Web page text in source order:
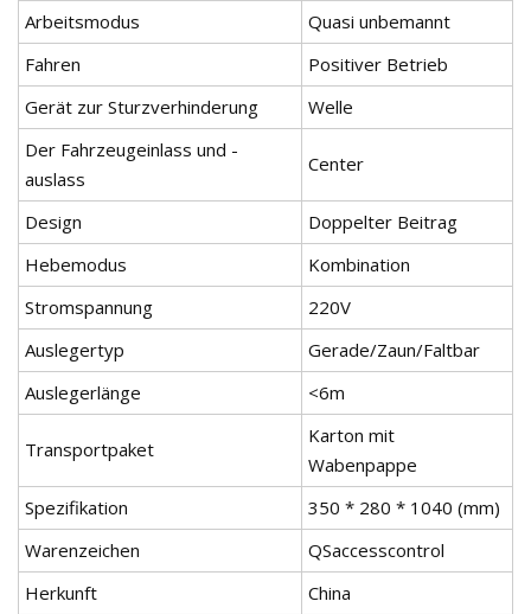
Arbeitsmodus
Quasi unbemannt
Fahren
Positiver Betrieb
Gerät zur Sturzverhinderung
Welle
Der Fahrzeugeinlass und -
auslass
Center
Design
Doppelter Beitrag
Hebemodus
Kombination
Stromspannung
220V
Auslegertyp
Gerade/Zaun/Faltbar
Auslegerlänge
<6m
Transportpaket
Karton mit
Wabenpappe
Spezifikation
350 * 280 * 1040 (mm)
Warenzeichen
QSaccesscontrol
Herkunft
China